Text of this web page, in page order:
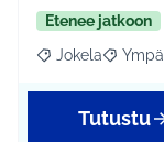
Etenee jatkoon
Rajaa tulokset
Jokela Rajaa
Tutustu